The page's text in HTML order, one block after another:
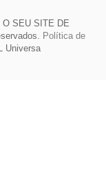
O SEU SITE DE
Política de
Universa